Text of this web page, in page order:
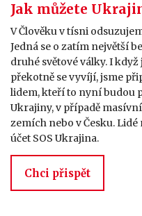
Jak můžete
V Člověku v tísni
Jedná se o zatím největší
druhé světové války. I
překotně se vyvíjí, jsme
lidem, kteří to nyní budou
Ukrajiny, v případě
zemích nebo v Česku.
účet SOS Ukrajina.
Chci přispět